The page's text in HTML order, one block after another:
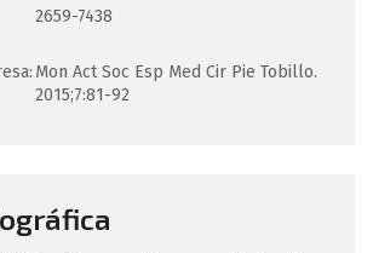
2659-7438
Mon Act Soc Esp Med Cir Pie Tobillo.
2015;7:81-92